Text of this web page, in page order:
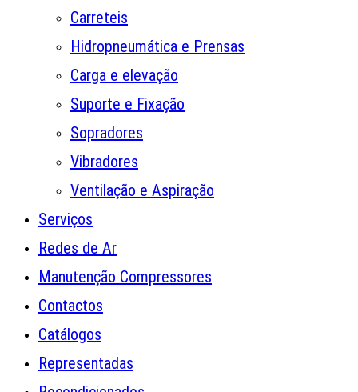
Carreteis
Hidropneumática e Prensas
Carga e elevação
Suporte e Fixação
Sopradores
Vibradores
Ventilação e Aspiração
Serviços
Redes de Ar
Manutenção Compressores
Contactos
Catálogos
Representadas